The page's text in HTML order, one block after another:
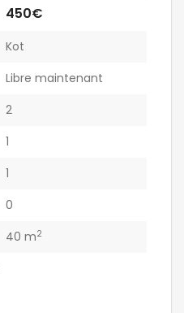
450€
Kot
Libre maintenant
2
1
1
0
40 m2